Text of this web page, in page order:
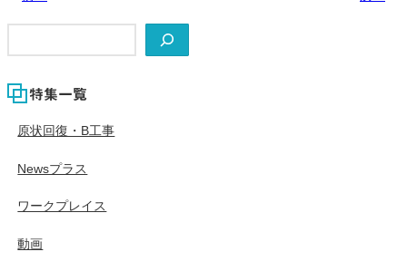
特集一覧
原状回復・B工事
Newsプラス
ワークプレイス
動画